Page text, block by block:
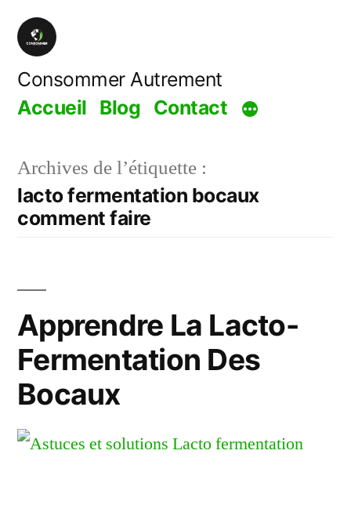
Aller
contenu
Consommer Autrement
Accueil Blog Contact
Archives de l’étiquette :
lacto fermentation bocaux
comment faire
Apprendre La Lacto-
Fermentation Des
Bocaux